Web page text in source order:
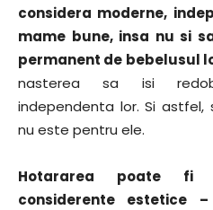
considera moderne,
mame bune, insa nu si
permanent de bebelusul
nasterea sa isi
independenta lor. Si
nu este pentru ele.
Hotararea poate fi
considerente estetice